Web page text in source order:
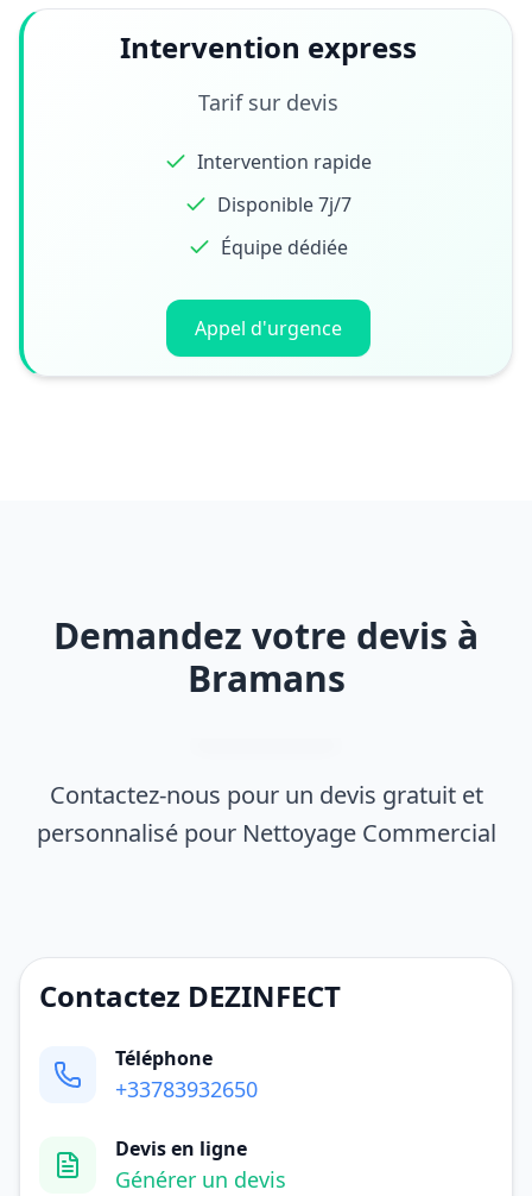
Intervention express
Tarif sur devis
Intervention rapide
Disponible 7j/7
Équipe dédiée
Appel d'urgence
Demandez votre devis à
Bramans
Contactez-nous pour un devis gratuit et
personnalisé pour Nettoyage Commercial
Contactez DEZINFECT
Téléphone
+33783932650
Devis en ligne
Générer un devis